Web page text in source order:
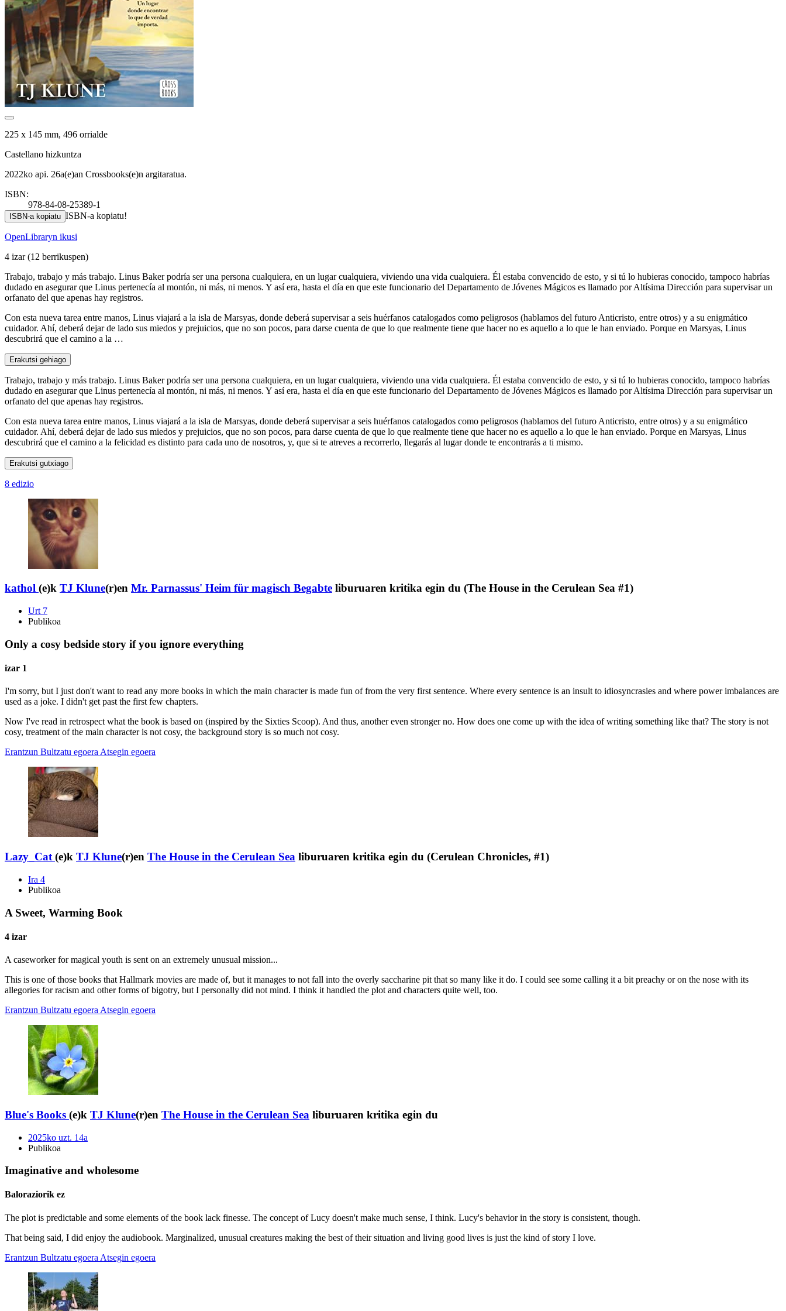
225 x 145 mm, 496 orrialde
Castellano hizkuntza
2022ko api. 26a(e)an Crossbooks(e)n argitaratua.
ISBN:
978-84-08-25389-1
ISBN-a kopiatu ISBN-a kopiatu!
OpenLibraryn ikusi
4 izar(12 berrikuspen)
Trabajo, trabajo y más trabajo. Linus Baker podría ser una persona cualquiera, en un lugar cualquiera, viviendo una vida cualquiera. Él estaba convencido de esto, y si tú lo hubieras conocido, tampoco habrías
dudado en asegurar que Linus pertenecía al montón, ni más, ni menos. Y así era, hasta el día en que este funcionario del Departamento de Jóvenes Mágicos es llamado por Altísima Dirección para supervisar un
orfanato del que apenas hay registros.
Con esta nueva tarea entre manos, Linus viajará a la isla de Marsyas, donde deberá supervisar a seis huérfanos catalogados como peligrosos (hablamos del futuro Anticristo, entre otros) y a su enigmático
cuidador. Ahí, deberá dejar de lado sus miedos y prejuicios, que no son pocos, para darse cuenta de que lo que realmente tiene que hacer no es aquello a lo que le han enviado. Porque en Marsyas, Linus
descubrirá que el camino a la …
Erakutsi gehiago
Trabajo, trabajo y más trabajo. Linus Baker podría ser una persona cualquiera, en un lugar cualquiera, viviendo una vida cualquiera. Él estaba convencido de esto, y si tú lo hubieras conocido, tampoco habrías
dudado en asegurar que Linus pertenecía al montón, ni más, ni menos. Y así era, hasta el día en que este funcionario del Departamento de Jóvenes Mágicos es llamado por Altísima Dirección para supervisar un
orfanato del que apenas hay registros.
Con esta nueva tarea entre manos, Linus viajará a la isla de Marsyas, donde deberá supervisar a seis huérfanos catalogados como peligrosos (hablamos del futuro Anticristo, entre otros) y a su enigmático
cuidador. Ahí, deberá dejar de lado sus miedos y prejuicios, que no son pocos, para darse cuenta de que lo que realmente tiene que hacer no es aquello a lo que le han enviado. Porque en Marsyas, Linus
descubrirá que el camino a la felicidad es distinto para cada uno de nosotros, y, que si te atreves a recorrerlo, llegarás al lugar donde te encontrarás a ti mismo.
Erakutsi gutxiago
8 edizio
kathol (e)k TJ Klune(r)en Mr. Parnassus' Heim für magisch Begabte liburuaren kritika egin du (The House in the Cerulean Sea #1)
Urt 7
Publikoa
Only a cosy bedside story if you ignore everything
izar 1
I'm sorry, but I just don't want to read any more books in which the main character is made fun of from the very first sentence. Where every sentence is an insult to idiosyncrasies and where power imbalances are
used as a joke. I didn't get past the first few chapters.
Now I've read in retrospect what the book is based on (inspired by the Sixties Scoop). And thus, another even stronger no. How does one come up with the idea of writing something like that? The story is not
cosy, treatment of the main character is not cosy, the background story is so much not cosy.
Erantzun Bultzatu egoera Atsegin egoera
Lazy_Cat (e)k TJ Klune(r)en The House in the Cerulean Sea liburuaren kritika egin du (Cerulean Chronicles, #1)
Ira 4
Publikoa
A Sweet, Warming Book
4 izar
A caseworker for magical youth is sent on an extremely unusual mission...
This is one of those books that Hallmark movies are made of, but it manages to not fall into the overly saccharine pit that so many like it do. I could see some calling it a bit preachy or on the nose with its
allegories for racism and other forms of bigotry, but I personally did not mind. I think it handled the plot and characters quite well, too.
Erantzun Bultzatu egoera Atsegin egoera
Blue's Books (e)k TJ Klune(r)en The House in the Cerulean Sea liburuaren kritika egin du
2025ko uzt. 14a
Publikoa
Imaginative and wholesome
Baloraziorik ez
The plot is predictable and some elements of the book lack finesse. The concept of Lucy doesn't make much sense, I think. Lucy's behavior in the story is consistent, though.
That being said, I did enjoy the audiobook. Marginalized, unusual creatures making the best of their situation and living good lives is just the kind of story I love.
Erantzun Bultzatu egoera Atsegin egoera